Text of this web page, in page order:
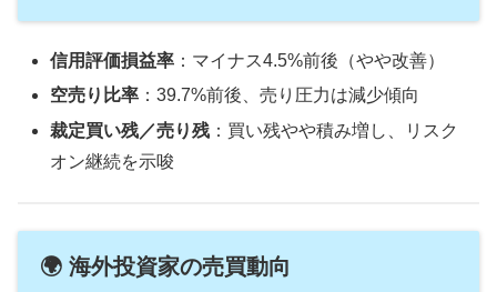
信用評価損益率 ：マイナス4.5%前後（やや改善）
空売り比率 ：39.7%前後、売り圧力は減少傾向
裁定買い残／売り残 ：買い残やや積み増し、リスク
オン継続を示唆
🌍 海外投資家の売買動向